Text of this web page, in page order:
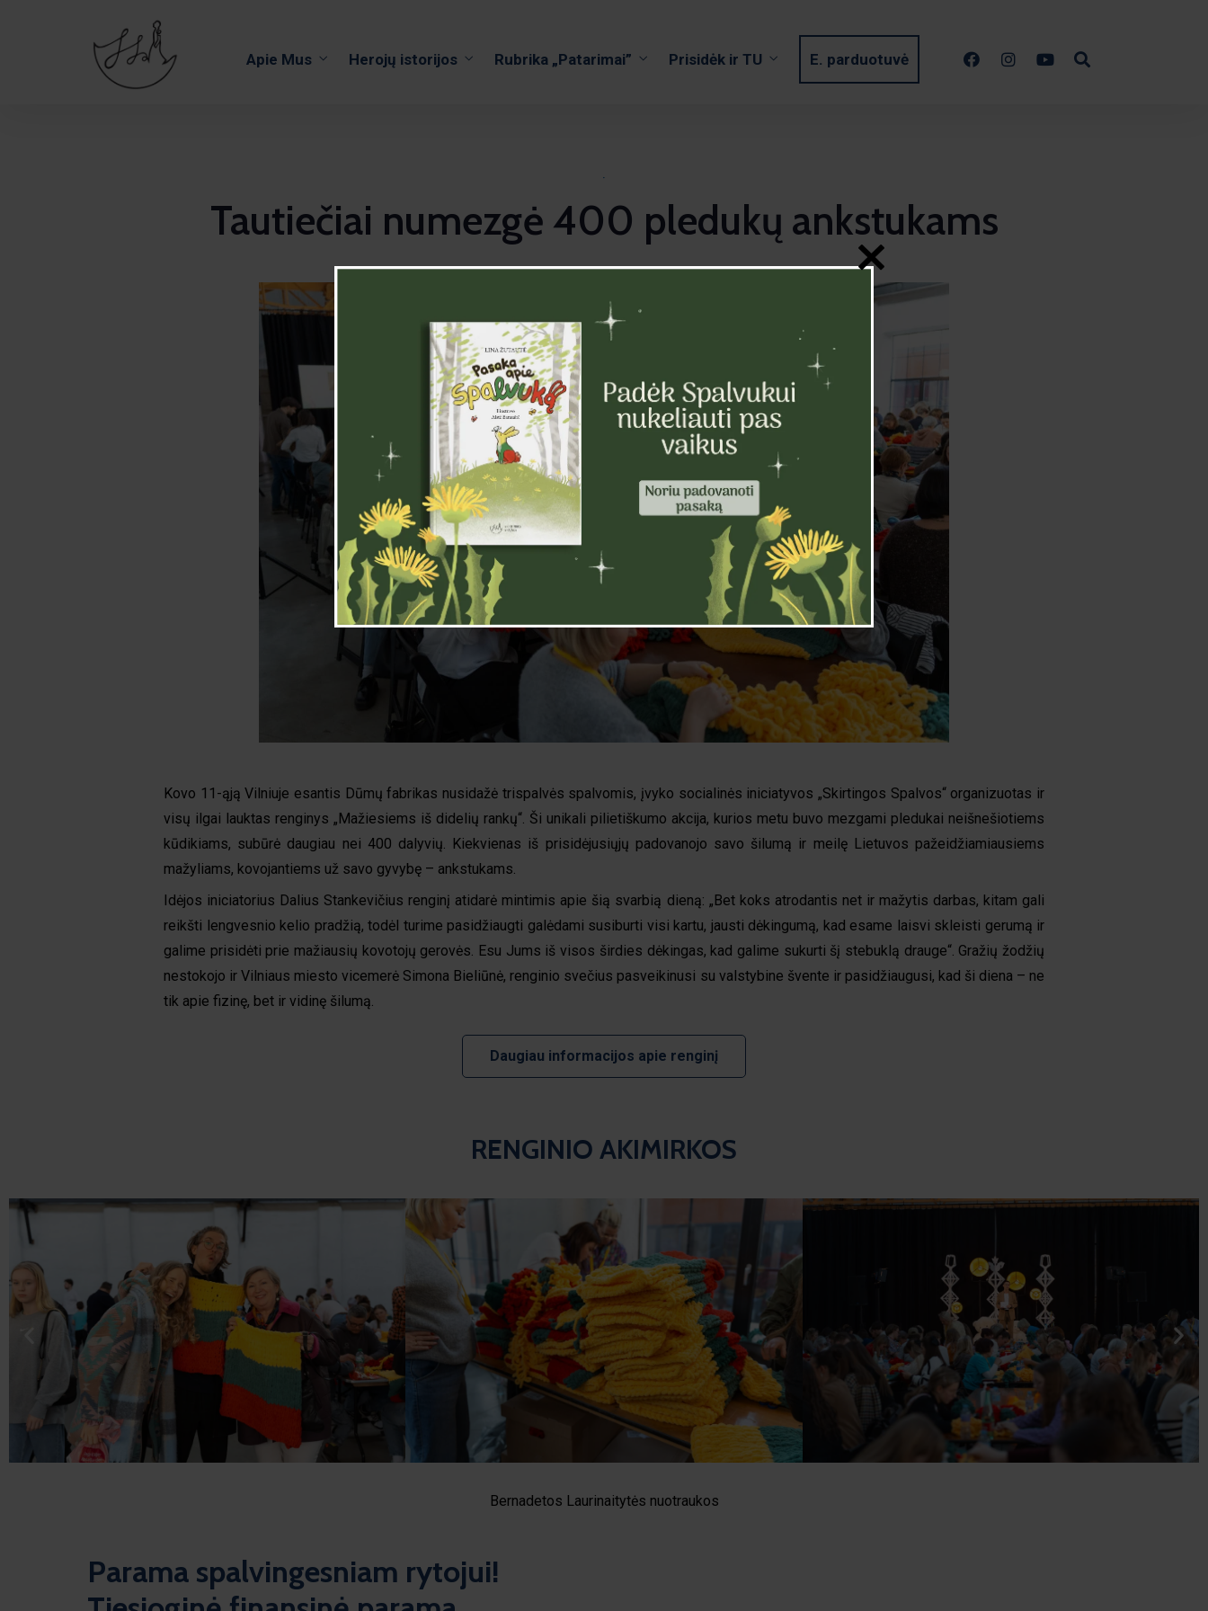
Apie Mus Herojų istorijos Rubrika „Patarimai” Prisidėk ir TU E. parduotuvė
·
Tautiečiai numezgė 400 pledukų ankstukams
Kovo 11-ąją Vilniuje esantis Dūmų fabrikas nusidažė trispalvės spalvomis, įvyko socialinės iniciatyvos „Skirtingos Spalvos“ organizuotas ir
visų ilgai lauktas renginys „Mažiesiems iš didelių rankų“. Ši unikali pilietiškumo akcija, kurios metu buvo mezgami pledukai neišnešiotiems
kūdikiams, subūrė daugiau nei 400 dalyvių. Kiekvienas iš prisidėjusiųjų padovanojo savo šilumą ir meilę Lietuvos pažeidžiamiausiems
mažyliams, kovojantiems už savo gyvybę – ankstukams.
Idėjos iniciatorius Dalius Stankevičius renginį atidarė mintimis apie šią svarbią dieną: „Bet koks atrodantis net ir mažytis darbas, kitam gali
reikšti lengvesnio kelio pradžią, todėl turime pasidžiaugti galėdami susiburti visi kartu, jausti dėkingumą, kad esame laisvi skleisti gerumą ir
galime prisidėti prie mažiausių kovotojų gerovės. Esu Jums iš visos širdies dėkingas, kad galime sukurti šį stebuklą drauge“. Gražių žodžių
nestokojo ir Vilniaus miesto vicemerė Simona Bieliūnė, renginio svečius pasveikinusi su valstybine švente ir pasidžiaugusi, kad ši diena – ne
tik apie fizinę, bet ir vidinę šilumą.
Daugiau informacijos apie renginį
RENGINIO AKIMIRKOS
Bernadetos Laurinaitytės nuotraukos
Parama spalvingesniam rytojui!